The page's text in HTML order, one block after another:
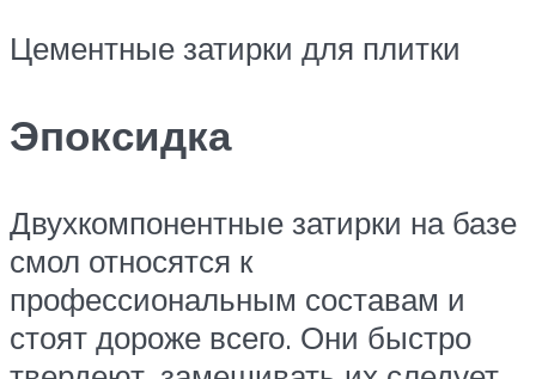
Цементные затирки для плитки
Эпоксидка
Двухкомпонентные затирки на базе
смол относятся к
профессиональным составам и
стоят дороже всего. Они быстро